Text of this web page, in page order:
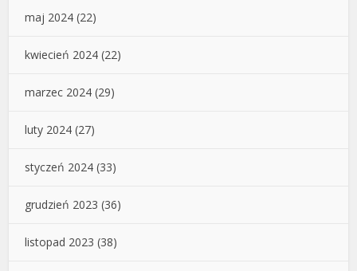
maj 2024 (22)
kwiecień 2024 (22)
marzec 2024 (29)
luty 2024 (27)
styczeń 2024 (33)
grudzień 2023 (36)
listopad 2023 (38)